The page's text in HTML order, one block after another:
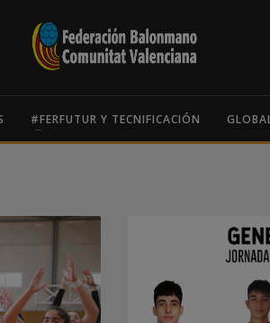
#FERFUTUR Y TECNIFICACIÓN